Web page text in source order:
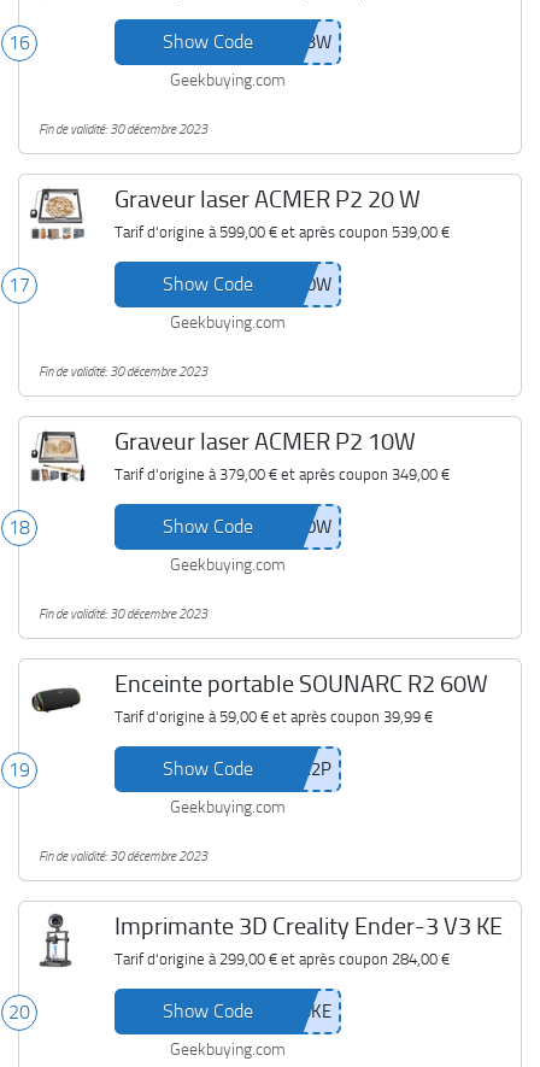
16 Show Code
Geekbuying.com
Fin de validité: 30 décembre 2023
17
Graveur laser ACMER P2 20 W
Tarif d'origine à 599,00 €et après coupon 539,00 €
Show Code
Geekbuying.com
Fin de validité: 30 décembre 2023
18
Graveur laser ACMER P2 10W
Tarif d'origine à 379,00 €et après coupon 349,00 €
Show Code
Geekbuying.com
Fin de validité: 30 décembre 2023
19
Enceinte portable SOUNARC R2 60W
Tarif d'origine à 59,00 €et après coupon 39,99 €
Show Code
Geekbuying.com
Fin de validité: 30 décembre 2023
20
Imprimante 3D Creality Ender-3 V3 KE
Tarif d'origine à 299,00 €et après coupon 284,00 €
Show Code
Geekbuying.com